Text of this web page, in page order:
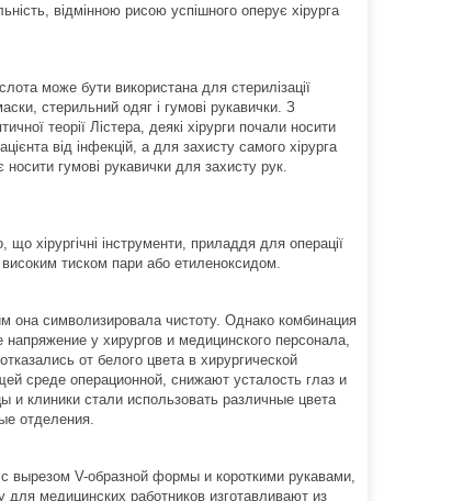
відмінною рисою успішного оперує хірурга
може бути використана для стерилізації
стерильний одяг і гумові рукавички. З
теорії Лістера, деякі хірурги почали носити
від інфекцій, а для захисту самого хірурга
гумові рукавички для захисту рук.
що хірургічні інструменти, приладдя для операції
тиском пари або етиленоксидом.
символизировала чистоту. Однако комбинация
у хирургов и медицинского персонала,
от белого цвета в хирургической
среде операционной, снижают усталость глаз и
клиники стали использовать различные цвета
отделения.
вырезом V-образной формы и короткими рукавами,
медицинских работников изготавливают из